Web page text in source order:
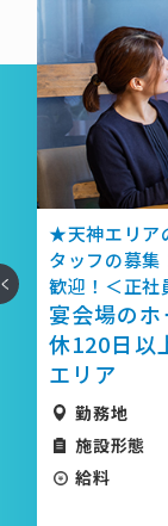
★天神エリア
タッフの募集
歓迎！＜正社
宴会場の
休120日以
エリア
勤務地
施設形態
給料